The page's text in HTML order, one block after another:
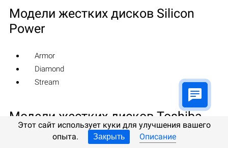
Модели жестких дисков Silicon
Power
Armor
Diamond
Stream
Модели жестких дисков Toshiba
Этот сайт использует куки для улучшения вашего
опыта.
Закрыть Описание